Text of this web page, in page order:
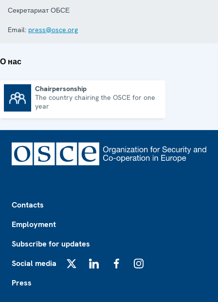
Секретариат ОБСЕ
Email: press@osce.org
О нас
Chairpersonship
The country chairing the OSCE for one
year
Contacts
Employment
Subscribe for updates
Social media
Press